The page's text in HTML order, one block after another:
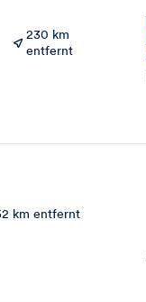
230 km
entfernt
km entfernt